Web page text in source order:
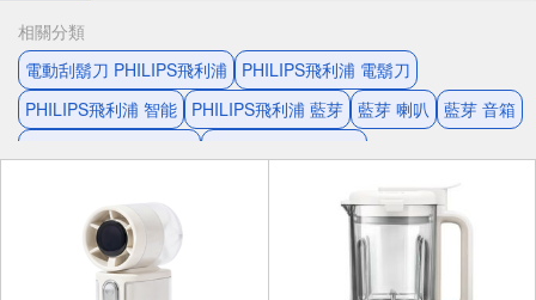
相關分類
電動刮鬍刀 PHILIPS飛利浦
PHILIPS飛利浦 電鬍刀
PHILIPS飛利浦 智能
PHILIPS飛利浦 藍芽 藍芽 喇叭
藍芽 音箱